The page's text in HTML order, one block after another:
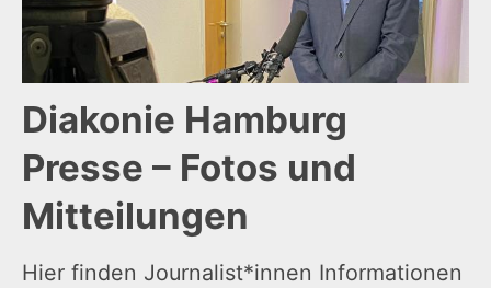
Diakonie Hamburg
Presse – Fotos und
Mitteilungen
Hier finden Journalist*innen Informationen